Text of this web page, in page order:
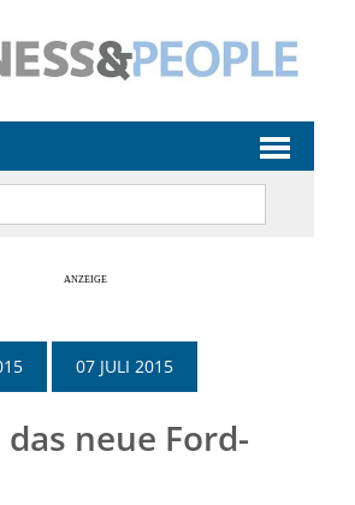
07 JULI 2015
neue Ford-